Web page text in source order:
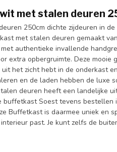
met stalen deuren
250cm dichte zijdeuren in
met stalen deuren gemaakt
authentieke invallende
extra opbergruimte. Deze
het zicht hebt in de onderkast
en de laden hebben de luxe
deuren heeft een landelijke
buffetkast Soest tevens bestellen
Buffetkast is daarmee uniek en
past. Je kunt zelfs de